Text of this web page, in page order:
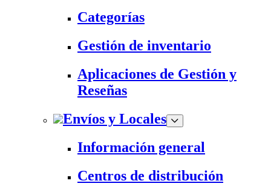
Categorías
Gestión de inventario
Aplicaciones de Gestión y
Reseñas
Envíos y Locales
Información general
Centros de distribución